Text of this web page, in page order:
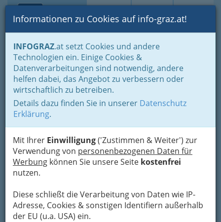
Suche Login Toggle
Informationen zu Cookies auf info-graz.at!
INFOGRAZ.at setzt Cookies und andere
Technologien ein. Einige Cookies &
Datenverarbeitungen sind notwendig, andere
helfen dabei, das Angebot zu verbessern oder
wirtschaftlich zu betreiben.
Details dazu finden Sie in unserer Datenschutz
Erklärung.
Mit Ihrer Einwilligung('Zustimmen & Weiter') zur
Verwendung von personenbezogenen Daten für
Werbung können Sie unsere Seite kostenfrei
nutzen.
Diese schließt die Verarbeitung von Daten wie IP-
Adresse, Cookies & sonstigen Identifiern außerhalb
der EU (u.a. USA) ein.
Home Lifestyle
Gleichklang für Körper, Geist und Seele
Neues zur Selbsthilfe
Körperkerzen
Körperkerzen
Die IL-DO® Körperkerze ist ein energetisiertes
Naturprodukt, das am Körper angewendet wird,
zur Erreichung derkörperlichen Entspannung,
der geistigen und seelischen Ausgewogenheit,
Erleichterung bei Schmerzen und verringert den
Druck bei Entzündungen oder Eiterherden. Sie
besteht aus reiner Baumwolle, reinem